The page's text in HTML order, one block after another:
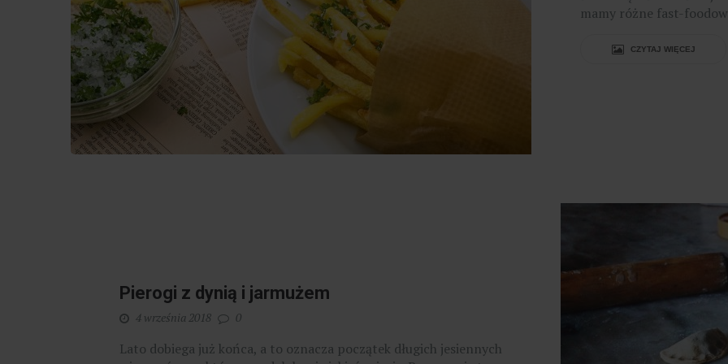
mamy różne fast-
CZYTAJ WIĘCEJ
Pierogi z dynią i jarmużem
4 września 2018 0
Lato dobiega już końca, a to oznacza początek długich jesiennych